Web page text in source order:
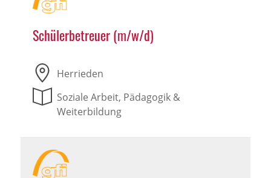
Schülerbetreuer (m/w/d)
Herrieden
Soziale Arbeit, Pädagogik &
Weiterbildung